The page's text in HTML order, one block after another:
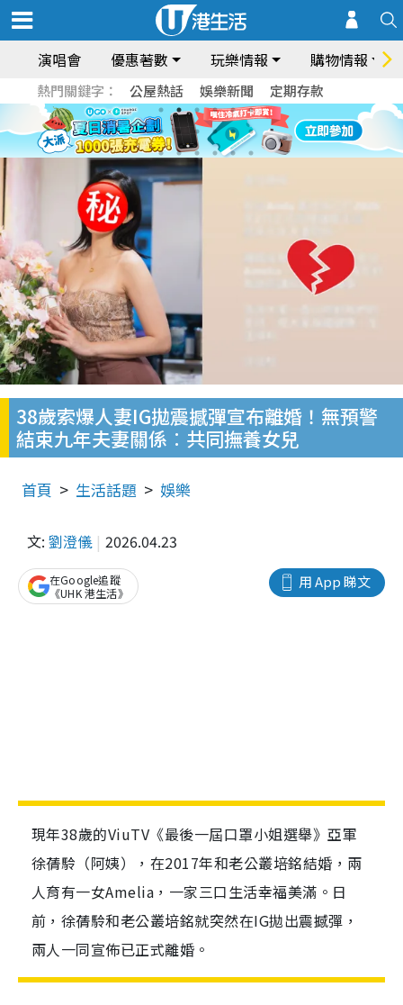
演唱會 優惠著數 玩樂情報 購物情報
熱門關鍵字： 公屋熱話 娛樂新聞 定期存款
38歲索爆人妻IG拋震撼彈宣布離婚！無預警
結束九年夫妻關係︰共同撫養女兒
首頁 生活話題 娛樂
文: 劉澄儀 2026.04.23
用 App 睇文
在Google追蹤
《UHK 港生活》
現年38歲的ViuTV《最後一屆口罩小姐選舉》亞軍
徐蒨駖（阿姨），在2017年和老公叢培銘結婚，兩
人育有一女Amelia，一家三口生活幸福美滿。日
前，徐蒨駖和老公叢培銘就突然在IG拋出震撼彈，
兩人一同宣佈已正式離婚。